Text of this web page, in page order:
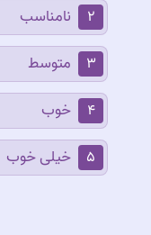
۲ نامناسب
۳ متوسط
۴ خوب
۵ خیلی خوب